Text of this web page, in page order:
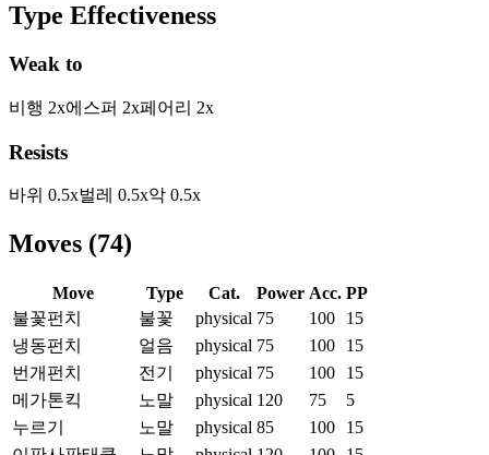
Type Effectiveness
Weak to
비행 2x에스퍼 2x페어리 2x
Resists
바위 0.5x벌레 0.5x악 0.5x
Moves (74)
Move Type Cat. Power Acc. PP
불꽃펀치
불꽃 physical 75 100
15
냉동펀치
얼음 physical 75 100
15
번개펀치
전기 physical 75 100
15
메가톤킥
노말 physical 120 75
5
누르기
노말 physical 85 100
15